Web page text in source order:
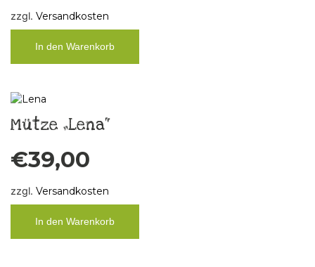
zzgl. Versandkosten
In den Warenkorb
Mütze „Lena“
€39,00
zzgl. Versandkosten
In den Warenkorb